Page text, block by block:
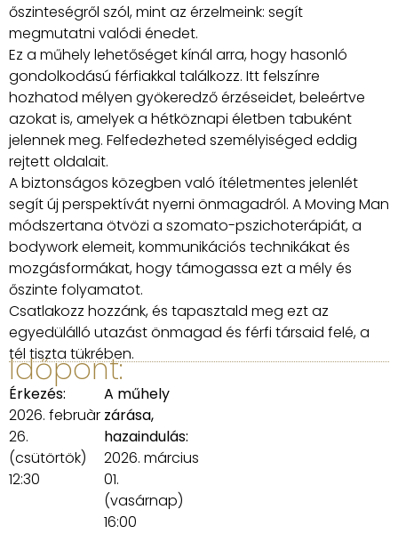
őszinteségről szól, mint az érzelmeink: segít
megmutatni valódi énedet.
Ez a műhely lehetőséget kínál arra, hogy hasonló
gondolkodású férfiakkal találkozz. Itt felszínre
hozhatod mélyen gyökeredző érzéseidet, beleértve
azokat is, amelyek a hétköznapi életben tabuként
jelennek meg. Felfedezheted személyiséged eddig
rejtett oldalait.
A biztonságos közegben való ítéletmentes jelenlét
segít új perspektívát nyerni önmagadról. A Moving Man
módszertana ötvözi a szomato-pszichoterápiát, a
bodywork elemeit, kommunikációs technikákat és
mozgásformákat, hogy támogassa ezt a mély és
őszinte folyamatot.
Csatlakozz hozzánk, és tapasztald meg ezt az
egyedülálló utazást önmagad és férfi társaid felé, a
tél tiszta tükrében.
Időpont:
Érkezés:
2026. februàr
26.
(csütörtök)
12:30
A műhely
zárása,
hazaindulás:
2026. március
01.
(vasárnap)
16:00